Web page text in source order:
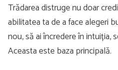
Trădarea distruge nu doar
abilitatea ta de a face alegeri
nou, să ai încredere în intuiția,
Aceasta este baza principală.